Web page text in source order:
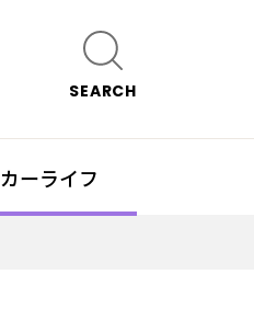
SEARCH
カーライフ